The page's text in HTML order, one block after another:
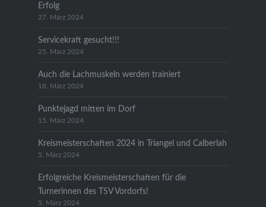
Erfolg
27. März 2024
Servicekraft gesucht!!!
25. März 2024
Auch die Lachmuskeln werden trainiert
18. März 2024
Punktejagd mitten im Dorf
15. März 2024
Kreismeisterschaften 2024 in Triangel und Calberlah
5. März 2024
Erfolgreiche Kreismeisterschaften für die
Turnerinnen des TSV Vordorfs!
5. März 2024